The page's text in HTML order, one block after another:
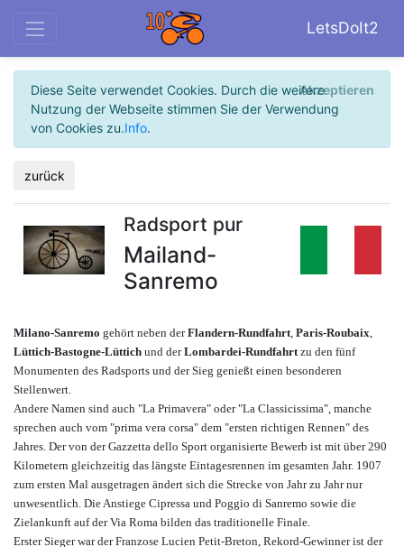
LetsDoIt2
Diese Seite verwendet Cookies. Durch die weitere
Nutzung der Webseite stimmen Sie der Verwendung
von Cookies zu.Info.
Akzeptieren
zurück
Radsport pur
Mailand-
Sanremo
Milano-Sanremo gehört neben derFlandern-Rundfahrt, Paris-Roubaix,
Lüttich-Bastogne-Lüttich und derLombardei-Rundfahrtzu den fünf
Monumenten des Radsports und der Sieg genießt einen besonderen
Stellenwert.
Andere Namen sind auch "La Primavera" oder "La Classicissima", manche
sprechen auch vom "prima vera corsa" dem "ersten richtigen Rennen" des
Jahres. Der von der Gazzetta dello Sport organisierte Bewerb ist mit über 290
Kilometern gleichzeitig das längste Eintagesrennen im gesamten Jahr. 1907
zum ersten Mal ausgetragen ändert sich die Strecke von Jahr zu Jahr nur
unwesentlich. Die Anstiege Cipressa und Poggio di Sanremo sowie die
Zielankunft auf der Via Roma bilden das traditionelle Finale.
Erster Sieger war der Franzose Lucien Petit-Breton, Rekord-Gewinner ist der